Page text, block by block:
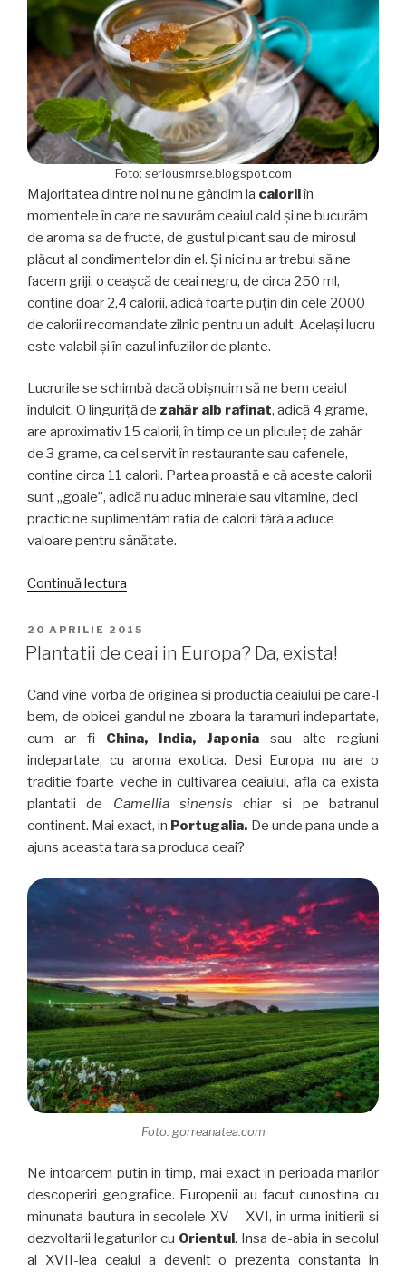
Foto: seriousmrse.blogspot.com
Majoritatea dintre noi nu ne gândim la caloriiîn
momentele în care ne savurăm ceaiul cald şi ne bucurăm
de aroma sa de fructe, de gustul picant sau de mirosul
plăcut al condimentelor din el. Şi nici nu ar trebui să ne
facem griji: o ceaşcă de ceai negru, de circa 250 ml,
conţine doar 2,4 calorii, adică foarte puţin din cele 2000
de calorii recomandate zilnic pentru un adult. Acelaşi lucru
este valabil şi în cazul infuziilor de plante.
Lucrurile se schimbă dacă obişnuim să ne bem ceaiul
îndulcit. O linguriţă de zahăr alb rafinat, adică 4 grame,
are aproximativ 15 calorii, în timp ce un pliculeţ de zahăr
de 3 grame, ca cel servit în restaurante sau cafenele,
conţine circa 11 calorii. Partea proastă e că aceste calorii
sunt „goale”, adică nu aduc minerale sau vitamine, deci
practic ne suplimentăm raţia de calorii fără a aduce
valoare pentru sănătate.
Continuă lectura
caloriile”
PUBLICAT
PE
20 APRILIE 2015
Plantatii de ceai in Europa? Da, exista!
Cand vine vorba de originea si productia ceaiului pe care-l
bem, de obicei gandul ne zboara la taramuri indepartate,
cum ar fi China, India, Japonia sau alte regiuni
indepartate, cu aroma exotica. Desi Europa nu are o
traditie foarte veche in cultivarea ceaiului, afla ca exista
plantatii de Camellia sinensis chiar si pe batranul
continent. Mai exact, in Portugalia. De unde pana unde a
ajuns aceasta tara sa produca ceai?
Foto: gorreanatea.com
Ne intoarcem putin in timp, mai exact in perioada marilor
descoperiri geografice. Europenii au facut cunostina cu
minunata bautura in secolele XV – XVI, in urma initierii si
dezvoltarii legaturilor cu Orientul. Insa de-abia in secolul
al XVII-lea ceaiul a devenit o prezenta constanta in